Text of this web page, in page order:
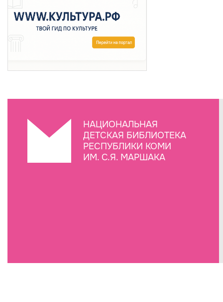
НАЦИОНАЛЬНАЯ
ДЕТСКАЯ БИБЛИОТЕКА
РЕСПУБЛИКИ КОМИ
ИМ. С.Я. МАРШАКА